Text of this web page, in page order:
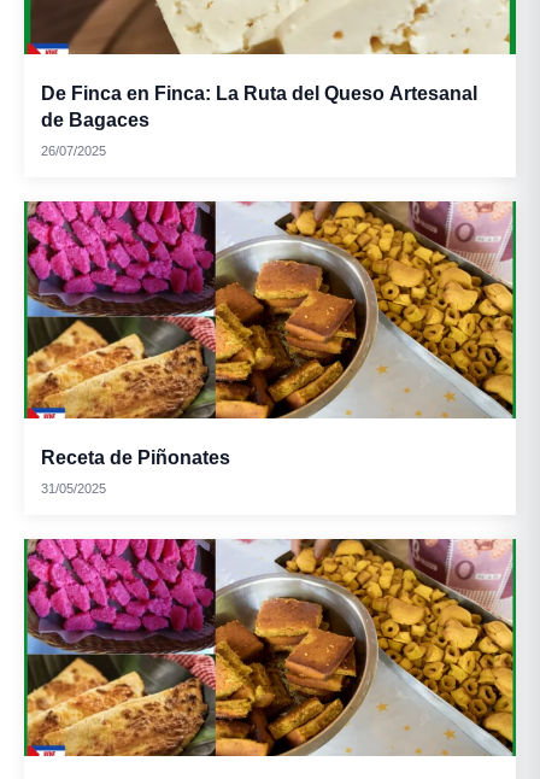
De Finca en Finca: La Ruta del Queso Artesanal
de Bagaces
26/07/2025
Receta de Piñonates
31/05/2025